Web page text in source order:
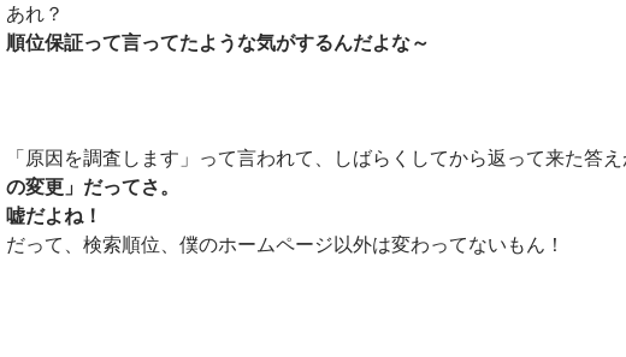
あれ？
順位保証って言ってたような気がするんだよな～
「原因を調査します」って言われて、しばらくしてから返って来た答
の変更」だってさ。
嘘だよね！
だって、検索順位、僕のホームページ以外は変わってないもん！